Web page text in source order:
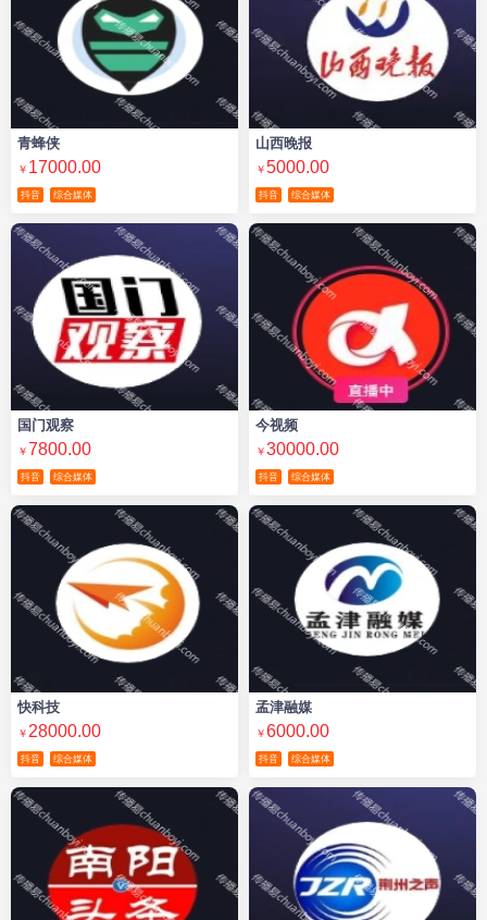
青蜂侠
￥ 17000.00
抖音 综合媒体
山西晚报
￥5000.00
抖音 综合媒体
国门观察
￥7800.00
抖音 综合媒体
今视频
￥30000.00
抖音 综合媒体
快科技
￥ 28000.00
抖音 综合媒体
孟津融媒
￥6000.00
抖音 综合媒体